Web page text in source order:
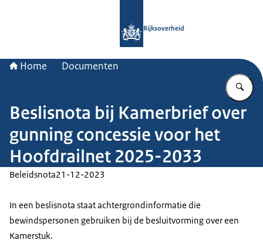
Rijksoverheid
Home Documenten
Beslisnota bij Kamerbrief over
gunning concessie voor het
Hoofdrailnet 2025-2033
Beleidsnota21-12-2023
In een beslisnota staat achtergrondinformatie die
bewindspersonen gebruiken bij de besluitvorming over een
Kamerstuk.